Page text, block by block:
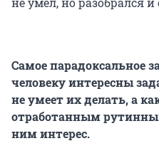
Самое парадоксальное
человеку интересны
не умеет их делать, а
отработанным
ним интерес.